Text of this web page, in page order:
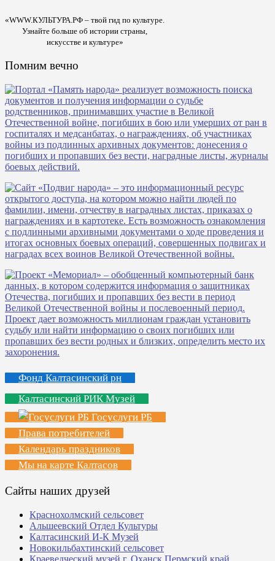
«WWW.КУЛЬТУРА.РФ – твой гид по культуре.
Узнайте больше об истории страны,
искусстве и культуре»
Помним вечно
Фонд Калтасинский рн
Калтасинский РИК Музей
Госуслуги РБ
Права потребителей
Календарь праздников
Мы на карте Калтасов
Сайты наших друзей
Краснохолмский сельсовет
Альшеевский Отдел Культуры
Калтасинский И-К Музей
Новокильбахтинский сельсовет
Краеведческий музей г. Оханск Пермский край